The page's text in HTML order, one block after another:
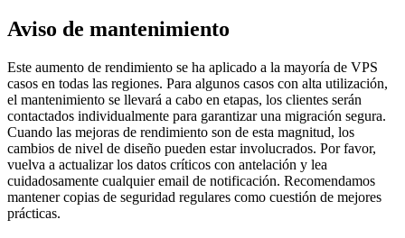
Aviso de mantenimiento
Este aumento de rendimiento se ha aplicado a la mayoría de VPS
casos en todas las regiones. Para algunos casos con alta utilización,
el mantenimiento se llevará a cabo en etapas, los clientes serán
contactados individualmente para garantizar una migración segura.
Cuando las mejoras de rendimiento son de esta magnitud, los
cambios de nivel de diseño pueden estar involucrados. Por favor,
vuelva a actualizar los datos críticos con antelación y lea
cuidadosamente cualquier email de notificación. Recomendamos
mantener copias de seguridad regulares como cuestión de mejores
prácticas.